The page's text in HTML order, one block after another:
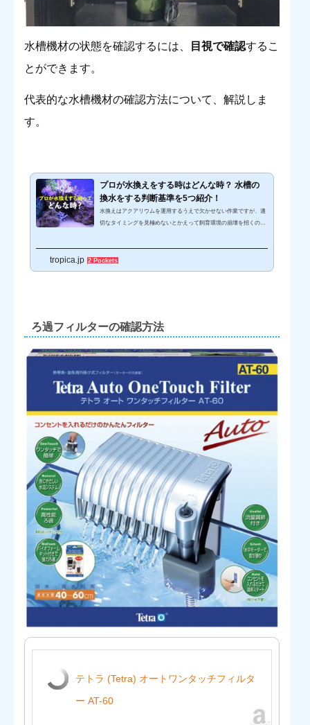
水槽機材の状態を確認するには、 目視で確認するこ
とができます。
代表的な水槽機材の確認方法について、解説しま
す。
プロが水換えをする時はどんな時？ 水槽の
換水をする判断基準を5つ紹介！
水換えはアクアリウムを運用するうえで欠かせない作業ですが、適
切なタイミングを見極めないとかえって飼育環境の崩壊を招くので
水が濁っていないか 水が黄ばんでいないか 水に違和感がないか 水
草やサンゴに異常がないか 魚たちの餌食いは正常か水質が悪化する
tropica.jp 2 Pockets
ろ過フィルターの確認方法
テトラ (Tetra) オートワンタッチフィルタ
ー AT-60